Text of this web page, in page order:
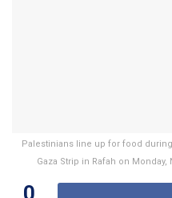
Palestinians line up for food
Gaza Strip in Rafah on
0